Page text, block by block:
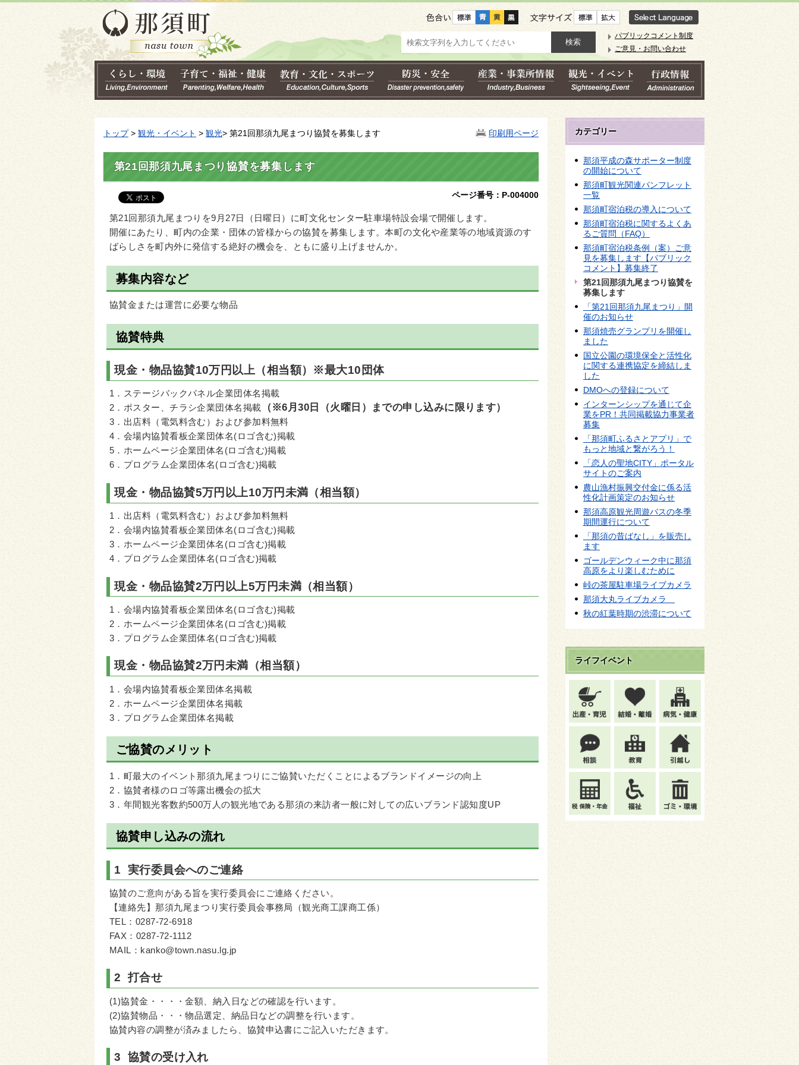
色合い 文字サイズ
パブリックコメント制度
ご意見・お問い合わせ
印刷用ページ
トップ> 観光・イベント > 観光> 第21回那須九尾まつり協賛を募集します
第21回那須九尾まつり協賛を募集します
ページ番号：P-004000
第21回那須九尾まつりを9月27日（日曜日）に町文化センター駐車場特設会場で開催します。
開催にあたり、町内の企業・団体の皆様からの協賛を募集します。本町の文化や産業等の地域資源のす
ばらしさを町内外に発信する絶好の機会を、ともに盛り上げませんか。
募集内容など
協賛金または運営に必要な物品
協賛特典
現金・物品協賛10万円以上（相当額） ※最大10団体
1．ステージバックパネル企業団体名掲載
2．ポスター、チラシ企業団体名掲載
（※6月30日（火曜日）までの申し込みに限ります）
3．出店料（電気料含む）および参加料無料
4．会場内協賛看板企業団体名(ロゴ含む)掲載
5．ホームページ企業団体名(ロゴ含む)掲載
6．プログラム企業団体名(ロゴ含む)掲載
現金・物品協賛5万円以上10万円未満（相当額）
1．出店料（電気料含む）および参加料無料
2．会場内協賛看板企業団体名(ロゴ含む)掲載
3．ホームページ企業団体名(ロゴ含む)掲載
4．プログラム企業団体名(ロゴ含む)掲載
現金・物品協賛2万円以上5万円未満（相当額）
1．会場内協賛看板企業団体名(ロゴ含む)掲載
2．ホームページ企業団体名(ロゴ含む)掲載
3．プログラム企業団体名(ロゴ含む)掲載
現金・物品協賛2万円未満（相当額）
1．会場内協賛看板企業団体名掲載
2．ホームページ企業団体名掲載
3．プログラム企業団体名掲載
ご協賛のメリット
1．町最大のイベント那須九尾まつりにご協賛いただくことによるブランドイメージの向上
2．協賛者様のロゴ等露出機会の拡大
3．年間観光客数約500万人の観光地である那須の来訪者一般に対しての広いブランド認知度UP
協賛申し込みの流れ
1 実行委員会へのご連絡
協賛のご意向がある旨を実行委員会にご連絡ください。
【連絡先】那須九尾まつり実行委員会事務局（観光商工課商工係）
TEL：0287-72-6918
FAX：0287-72-1112
MAIL：kanko@town.nasu.lg.jp
2 打合せ
(1)協賛金・・・・金額、納入日などの確認を行います。
(2)協賛物品・・・物品選定、納品日などの調整を行います。
協賛内容の調整が済みましたら、協賛申込書にご記入いただきます。
3 協賛の受け入れ
カテゴリー
那須平成の森サポーター制度
の開始について
那須町観光関連パンフレット
一覧
那須町宿泊税の導入について
那須町宿泊税に関するよくあ
るご質問（FAQ）
那須町宿泊税条例（案）ご意
見を募集します【パブリック
コメント】募集終了
第21回那須九尾まつり協賛を
募集します
「第21回那須九尾まつり」開
催のお知らせ
那須焼売グランプリを開催し
ました
国立公園の環境保全と活性化
に関する連携協定を締結しま
した
DMOへの登録について
インターンシップを通じて企
業をPR！共同掲載協力事業者
募集
「那須町ふるさとアプリ」で
もっと地域と繋がろう！
「恋人の聖地CITY」ポータル
サイトのご案内
農山漁村振興交付金に係る活
性化計画策定のお知らせ
那須高原観光周遊バスの冬季
期間運行について
「那須の昔ばなし」を販売し
ます
ゴールデンウィーク中に那須
高原をより楽しむために
峠の茶屋駐車場ライブカメラ
那須大丸ライブカメラ
秋の紅葉時期の渋滞について
ライフイベント